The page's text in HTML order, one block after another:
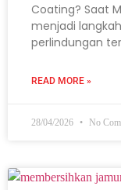
Coating? Saat
menjadi
perlindungan
READ MORE »
28/04/2026 No